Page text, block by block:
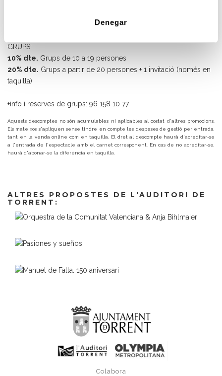
Denegar
Menors de 4 anys
GRUPS:
10% dte. Grups de 10 a 19 persones
20% dte. Grups a partir de 20 persones + 1 invitació (només en
taquilla)
+info i reserves de grups: 96 158 10 77.
Aquests descomptes no són acumulables ni aplicables al costat d'altres promocions.
Els mateixos s'apliquen sense tindre en compte les despeses de gestió per entrada,
tant en la venda online com en taquilla. El dret al descompte haurà d'acreditar-se
a l'entrada de l'espectacle amb el carnet corresponent. En cas de no acreditar-se,
haurà d'abonar-se la diferència en taquilla.
ALTRES PROPOSTES DE L'AUDITORI DE
TORRENT:
Colabora